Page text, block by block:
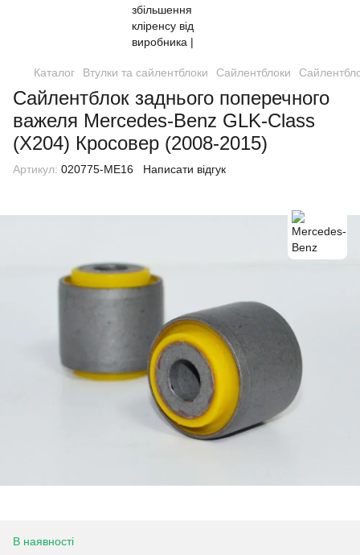
Каталог Втулки та сайлентблоки Сайлентблоки
Сайлентблок заднього поперечного
важеля Mercedes-Benz GLK-Class
(X204) Кросовер (2008-2015)
Артикул: 020775-ME16 Написати відгук
В наявності